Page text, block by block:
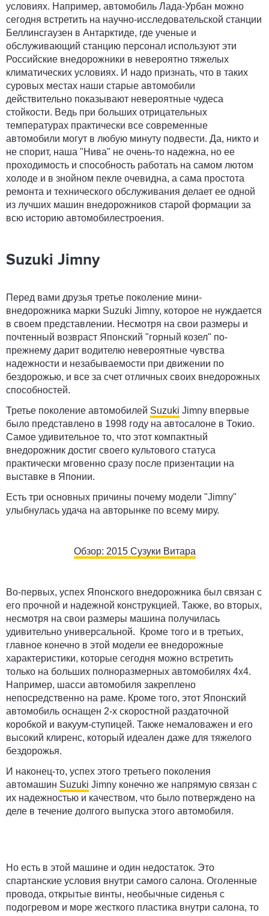
условиях. Например, автомобиль Лада-Урбан можно
сегодня встретить на научно-исследовательской станции
Беллинсгаузен в Антарктиде, где ученые и
обслуживающий станцию персонал используют эти
Российские внедорожники в невероятно тяжелых
климатических условиях. И надо признать, что в таких
суровых местах наши старые автомобили
действительно показывают невероятные чудеса
стойкости. Ведь при больших отрицательных
температурах практически все современные
автомобили могут в любую минуту подвести. Да, никто и
не спорит, наша "Нива" не очень-то надежна, но ее
проходимость и способность работать на самом лютом
холоде и в знойном пекле очевидна, а сама простота
ремонта и технического обслуживания делает ее одной
из лучших машин внедорожников старой формации за
всю историю автомобилестроения.
Suzuki Jimny
Перед вами друзья третье поколение мини-
внедорожника марки Suzuki Jimny, которое не нуждается
в своем представлении. Несмотря на свои размеры и
почтенный возвраст Японский "горный козел" по-
прежнему дарит водителю невероятные чувства
надежности и незабываемости при движении по
бездорожью, и все за счет отличных своих внедорожных
способностей.
Третье поколение автомобилей Suzuki Jimny впервые
было представлено в 1998 году на автосалоне в Токио.
Самое удивительное то, что этот компактный
внедорожник достиг своего культового статуса
практически мговенно сразу после призентации на
выставке в Японии.
Есть три основных причины почему модели "Jimny"
улыбнулась удача на авторынке по всему миру.
Обзор: 2015 Сузуки Витара
Во-первых, успех Японского внедорожника был связан с
его прочной и надежной конструкцией. Также, во вторых,
несмотря на свои размеры машина получилась
удивительно универсальной. Кроме того и в третьих,
главное конечно в этой модели ее внедорожные
характеристики, которые сегодня можно встретить
только на больших полноразмерных автомобилях 4х4.
Например, шасси автомобиля закреплено
непосредственно на раме. Кроме того, этот Японский
автомобиль оснащен 2-х скоростной раздаточной
коробкой и вакуум-ступицей. Также немаловажен и его
высокий клиренс, который идеален даже для тяжелого
бездорожья.
И наконец-то, успех этого третьего поколения
автомашин Suzuki Jimny конечно же напрямую связан с
их надежностью и качеством, что было потверждено на
деле в течение долгого выпуска этого автомобиля.
Но есть в этой машине и один недостаток. Это
спартанские условия внутри самого салона. Оголенные
провода, открытые винты, необычные сиденья с
подогревом и море жесткого пластика внутри салона, то